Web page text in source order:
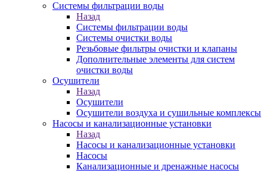
Системы фильтрации воды
Назад
Системы фильтрации воды
Системы очистки воды
Резьбовые фильтры очистки и клапаны
Дополнительные элементы для систем
очистки воды
Осушители
Назад
Осушители
Осушители воздуха и сушильные комплексы
Насосы и канализационные установки
Назад
Насосы и канализационные установки
Насосы
Канализационные и дренажные насосы